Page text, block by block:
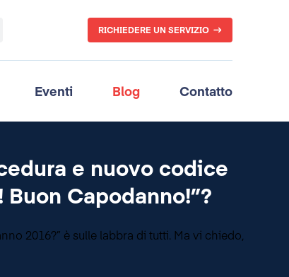
RICHIEDERE UN SERVIZIO
Eventi Blog Contatto
e nuovo codice
Capodanno!”?
2016?” è sulle labbra di tutti. Ma vi chiedo,